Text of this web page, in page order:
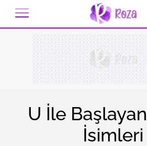
U İle
İsimleri